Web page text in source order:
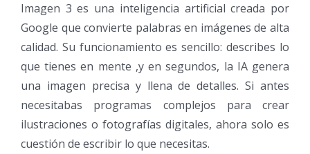
Imagen 3 es una inteligencia artificial creada por
Google que convierte palabras en imágenes de alta
calidad. Su funcionamiento es sencillo: describes lo
que tienes en mente ,y en segundos, la IA genera
una imagen precisa y llena de detalles. Si antes
necesitabas programas complejos para crear
ilustraciones o fotografías digitales, ahora solo es
cuestión de escribir lo que necesitas.